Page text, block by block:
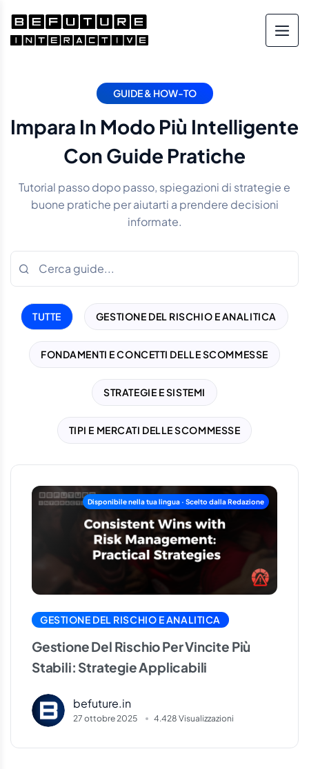
GUIDE & HOW-TO
Impara In Modo Più Intelligente
Con Guide Pratiche
Tutorial passo dopo passo, spiegazioni di strategie e
buone pratiche per aiutarti a prendere decisioni
informate.
TUTTE GESTIONE DEL RISCHIO E ANALITICA
FONDAMENTI E CONCETTI DELLE SCOMMESSE
STRATEGIE E SISTEMI
TIPI E MERCATI DELLE SCOMMESSE
GESTIONE DEL RISCHIO E ANALITICA
Gestione Del Rischio Per Vincite Più
Stabili: Strategie Applicabili
befuture.in
27 ottobre 2025 4.428 Visualizzazioni